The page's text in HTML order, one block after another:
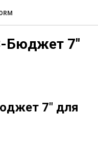
Бюджет 7"
7" для